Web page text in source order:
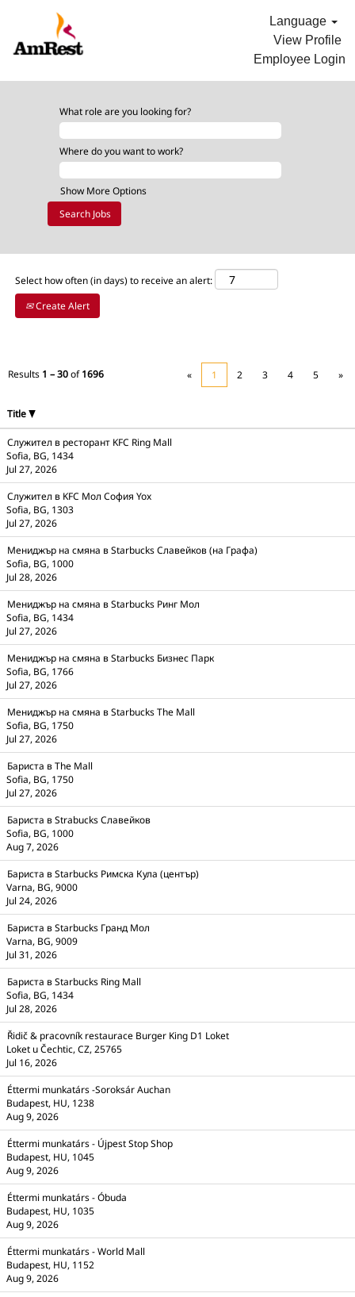
Language
View Profile
Employee Login
OPS_ALL
What role are you looking for?
Where do you want to work?
Show More Options
Select how often (in days) to receive an alert:
Create Alert
Results 1 – 30of1696 « 1 2 3 4 5 »
Title
Служител в ресторант KFC Ring Mall
Sofia, BG, 1434
Jul 27, 2026
Служител в KFC Мол София Yox
Sofia, BG, 1303
Jul 27, 2026
Мениджър на смяна в Starbucks Славейков (на Графа)
Sofia, BG, 1000
Jul 28, 2026
Мениджър на смяна в Starbucks Ринг Мол
Sofia, BG, 1434
Jul 27, 2026
Мениджър на смяна в Starbucks Бизнес Парк
Sofia, BG, 1766
Jul 27, 2026
Мениджър на смяна в Starbucks The Mall
Sofia, BG, 1750
Jul 27, 2026
Бариста в The Mall
Sofia, BG, 1750
Jul 27, 2026
Бариста в Strabucks Славейков
Sofia, BG, 1000
Aug 7, 2026
Бариста в Starbucks Римска Кула (център)
Varna, BG, 9000
Jul 24, 2026
Бариста в Starbucks Гранд Мол
Varna, BG, 9009
Jul 31, 2026
Бариста в Starbucks Ring Mall
Sofia, BG, 1434
Jul 28, 2026
Řidič & pracovník restaurace Burger King D1 Loket
Loket u Čechtic, CZ, 25765
Jul 16, 2026
Éttermi munkatárs -Soroksár Auchan
Budapest, HU, 1238
Aug 9, 2026
Éttermi munkatárs - Újpest Stop Shop
Budapest, HU, 1045
Aug 9, 2026
Éttermi munkatárs - Óbuda
Budapest, HU, 1035
Aug 9, 2026
Éttermi munkatárs - World Mall
Budapest, HU, 1152
Aug 9, 2026